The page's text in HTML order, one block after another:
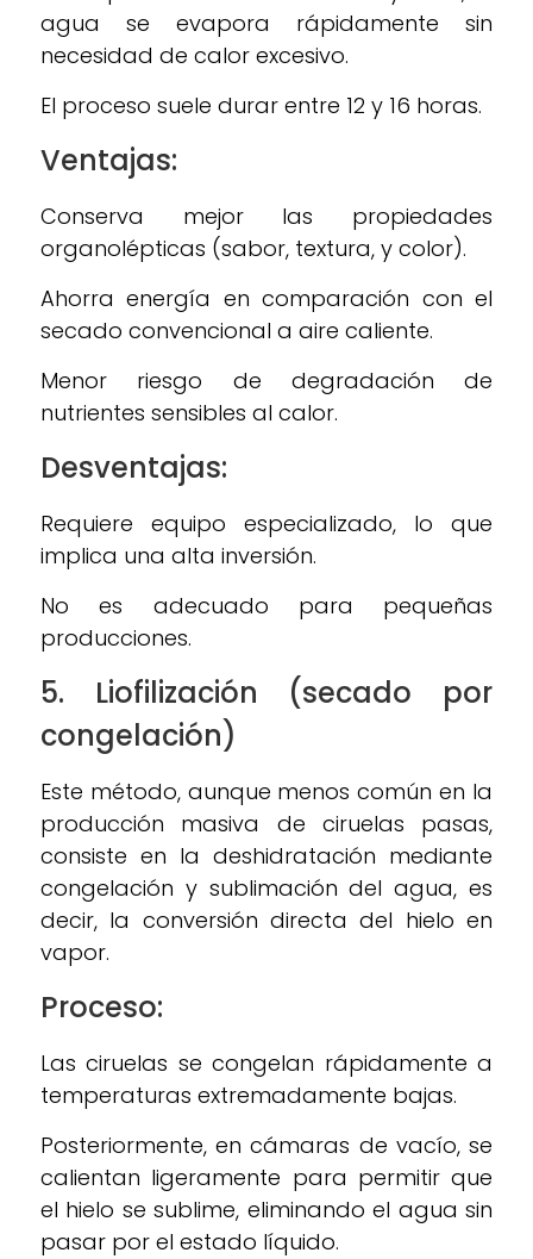
agua se evapora rápidamente sin
necesidad de calor excesivo.
El proceso suele durar entre 12 y 16 horas.
Ventajas:
Conserva mejor las propiedades
organolépticas (sabor, textura, y color).
Ahorra energía en comparación con el
secado convencional a aire caliente.
Menor riesgo de degradación de
nutrientes sensibles al calor.
Desventajas:
Requiere equipo especializado, lo que
implica una alta inversión.
No es adecuado para pequeñas
producciones.
5. Liofilización (secado por
congelación)
Este método, aunque menos común en la
producción masiva de ciruelas pasas,
consiste en la deshidratación mediante
congelación y sublimación del agua, es
decir, la conversión directa del hielo en
vapor.
Proceso:
Las ciruelas se congelan rápidamente a
temperaturas extremadamente bajas.
Posteriormente, en cámaras de vacío, se
calientan ligeramente para permitir que
el hielo se sublime, eliminando el agua sin
pasar por el estado líquido.